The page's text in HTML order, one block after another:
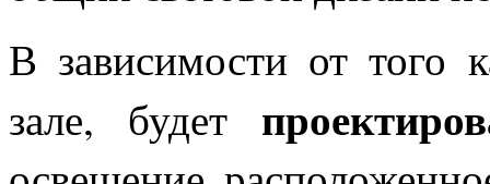
В зависимости от того
зале, будет